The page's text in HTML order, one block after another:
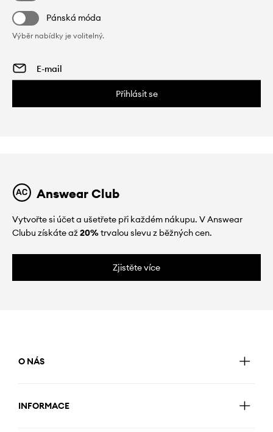
Pánská móda
Výběr nabídky je volitelný.
Přihlásit se
Answear Club
Vytvořte si účet a ušetřete při každém nákupu. V Answear
Clubu získáte až20%trvalou slevu z běžných cen.
Zjistěte více
O NÁS
INFORMACE